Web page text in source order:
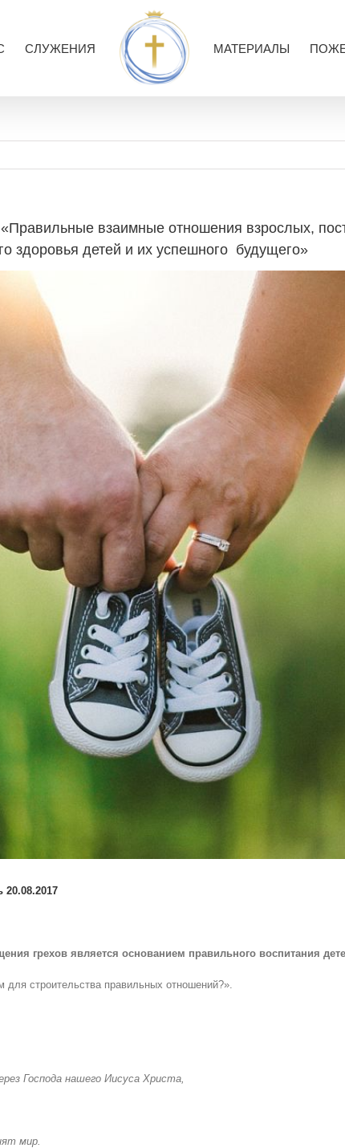
СЛУЖЕНИЯ МАТЕРИАЛЫ
взаимные отношения взрослых,
здоровья детей и их успешного будущего»
20.08.2017
грехов является основанием правильного воспитания
строительства правильных отношений?».
Господа нашего Иисуса Христа,
мир.